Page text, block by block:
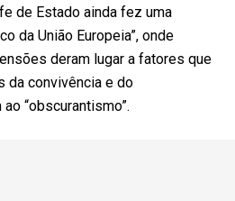
de Estado ainda fez uma
da União Europeia”, onde
deram lugar a fatores que
da convivência e do
“obscurantismo”.